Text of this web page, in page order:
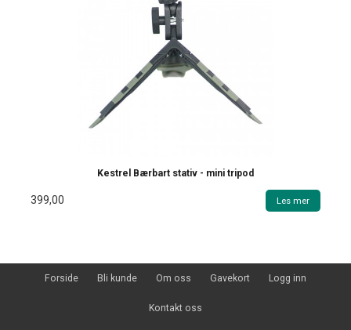
Kestrel Bærbart stativ - mini tripod
399,00 Les mer
Forside Bli kunde Om oss Gavekort Logg inn
Kontakt oss